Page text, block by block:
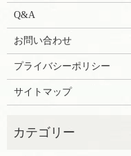
Q&A
お問い合わせ
プライバシーポリシー
サイトマップ